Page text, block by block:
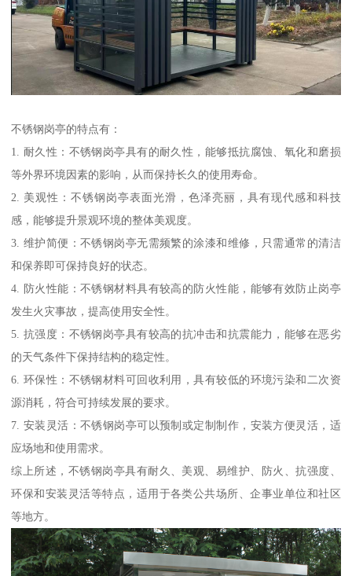
不锈钢岗亭的特点有：
1. 耐久性：不锈钢岗亭具有的耐久性，能够抵抗腐蚀、氧化和磨损
等外界环境因素的影响，从而保持长久的使用寿命。
2. 美观性：不锈钢岗亭表面光滑，色泽亮丽，具有现代感和科技
感，能够提升景观环境的整体美观度。
3. 维护简便：不锈钢岗亭无需频繁的涂漆和维修，只需通常的清洁
和保养即可保持良好的状态。
4. 防火性能：不锈钢材料具有较高的防火性能，能够有效防止岗亭
发生火灾事故，提高使用安全性。
5. 抗强度：不锈钢岗亭具有较高的抗冲击和抗震能力，能够在恶劣
的天气条件下保持结构的稳定性。
6. 环保性：不锈钢材料可回收利用，具有较低的环境污染和二次资
源消耗，符合可持续发展的要求。
7. 安装灵活：不锈钢岗亭可以预制或定制制作，安装方便灵活，适
应场地和使用需求。
综上所述，不锈钢岗亭具有耐久、美观、易维护、防火、抗强度、
环保和安装灵活等特点，适用于各类公共场所、企事业单位和社区
等地方。